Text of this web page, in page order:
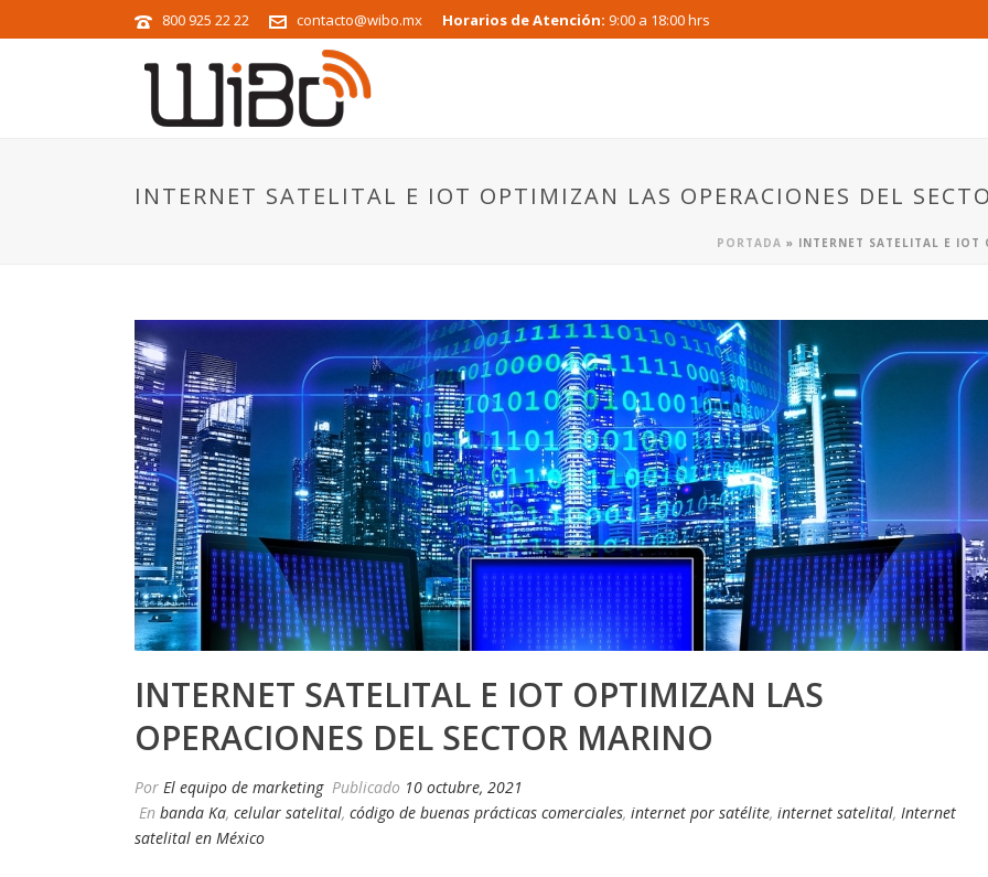
800 925 22 22 contacto@wibo.mx Horarios de Atención: 9:00 a 18:00 hrs
INTERNET SATELITAL E IOT OPTIMIZAN LAS OPERACIONES DEL
PORTADA » INTERNET SATELITAL E IOT
INTERNET SATELITAL E IOT OPTIMIZAN LAS
OPERACIONES DEL SECTOR MARINO
Por El equipo de marketing Publicado 10 octubre, 2021
En banda Ka, celular satelital, código de buenas prácticas comerciales, internet por satélite, internet satelital, Internet
satelital en México